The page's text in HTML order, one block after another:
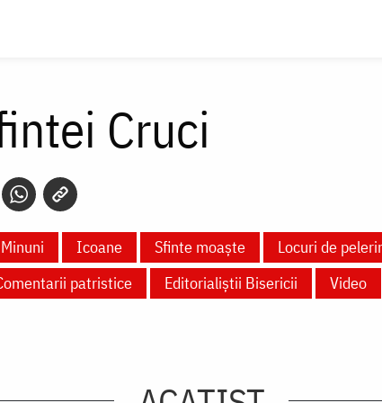
Cruci
Minuni Icoane Sfinte moaște Locuri de
patristice Editorialiștii Bisericii Video